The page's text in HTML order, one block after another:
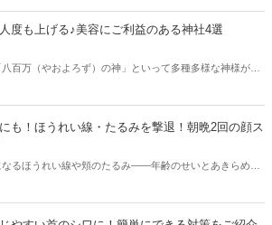
度も上げる♪美容にご利益のある神社4選
百万（やおよろず）の神」といって多種多様な神様がお
、美に関する神社をご紹介します。年末年始のお参りにい
も！ほうれい線・たるみを撃退！朝晩2回の顔ス
るほうれい線や頬のたるみ――年齢のせいとあきらめて
ンストレッチをルーティンにすることから始めてみましょ